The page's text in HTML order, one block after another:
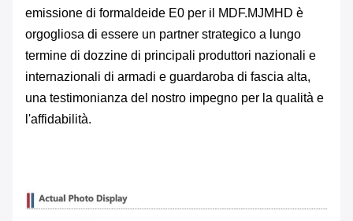
emissione di formaldeide E0 per il MDF.MJMHD è
orgogliosa di essere un partner strategico a lungo
termine di dozzine di principali produttori nazionali e
internazionali di armadi e guardaroba di fascia alta,
una testimonianza del nostro impegno per la qualità e
l'affidabilità.